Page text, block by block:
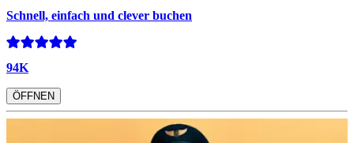
Schnell, einfach und clever buchen
94K
ÖFFNEN